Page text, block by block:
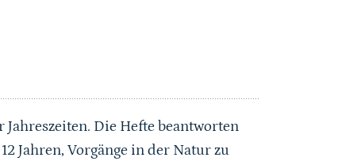
Die Hefte beantworten
Jahren, Vorgänge in der Natur zu